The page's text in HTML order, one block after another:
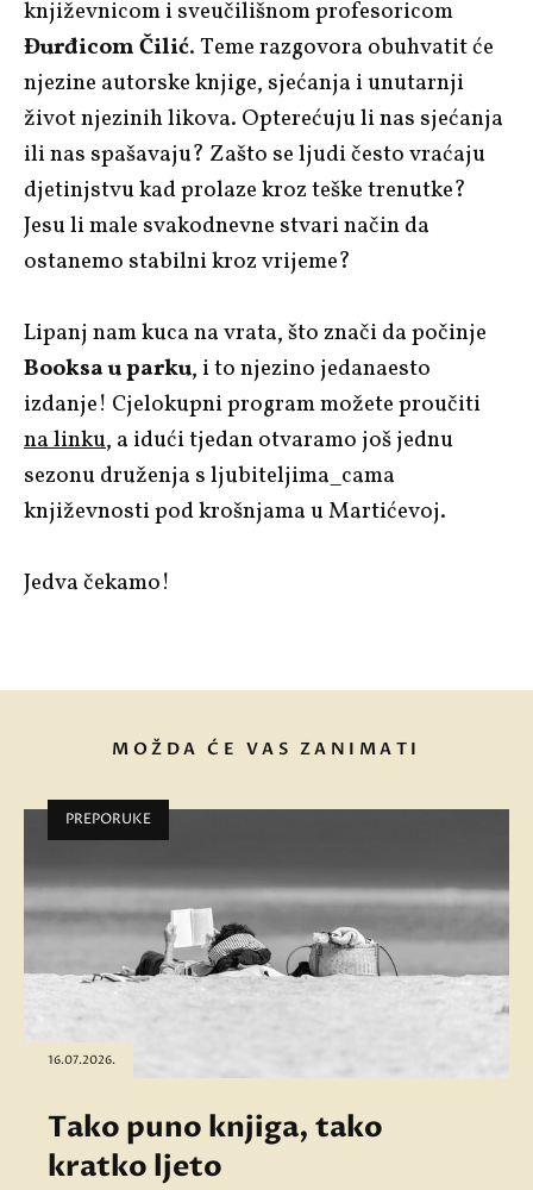
književnicom i sveučilišnom profesoricom
Đurđicom Čilić. Teme razgovora obuhvatit će
njezine autorske knjige, sjećanja i unutarnji
život njezinih likova. Opterećuju li nas sjećanja
ili nas spašavaju? Zašto se ljudi često vraćaju
djetinjstvu kad prolaze kroz teške trenutke?
Jesu li male svakodnevne stvari način da
ostanemo stabilni kroz vrijeme?
Lipanj nam kuca na vrata, što znači da počinje
Booksa u parku, i to njezino jedanaesto
izdanje! Cjelokupni program možete proučiti
na linku, a idući tjedan otvaramo još jednu
sezonu druženja s ljubiteljima_cama
književnosti pod krošnjama u Martićevoj.
Jedva čekamo!
MOŽDA ĆE VAS ZANIMATI
PREPORUKE
16.07.2026.
Tako puno knjiga, tako
kratko ljeto